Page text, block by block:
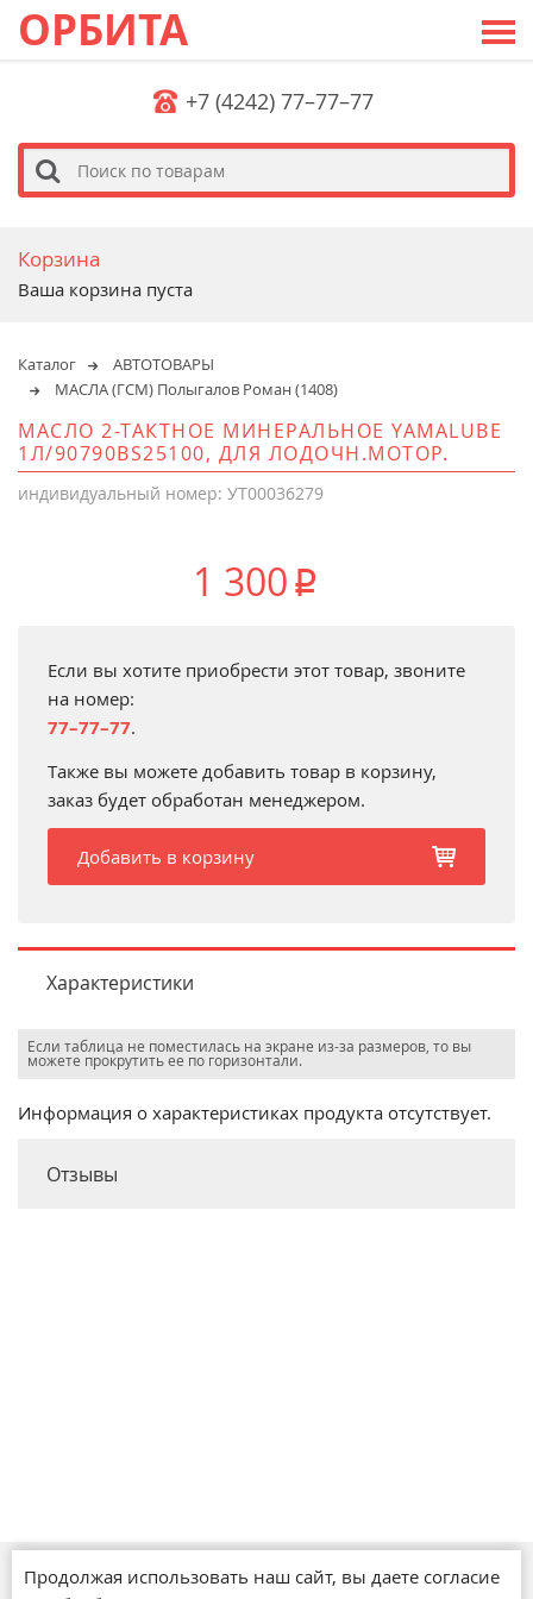
ОРБИТА
+7 (4242) 77–77–77
s
Корзина
Ваша корзина пуста
Каталог
АВТОТОВАРЫ
МАСЛА (ГСМ) Полыгалов Роман (1408)
МАСЛО 2-ТАКТНОЕ МИНЕРАЛЬНОЕ YAMALUBE
1Л/90790BS25100, ДЛЯ ЛОДОЧН.МОТОР.
индивидуальный номер: УТ00036279
1 300 p
Если вы хотите приобрести этот товар, звоните
на номер:
77–77–77.
Также вы можете добавить товар в корзину,
заказ будет обработан менеджером.
Добавить в корзину b
Характеристики
Если таблица не поместилась на экране из-за размеров, то вы
можете прокрутить ее по горизонтали.
Информация о характеристиках продукта отсутствует.
Отзывы
Магазины
Продолжая использовать наш сайт, вы даете согласие